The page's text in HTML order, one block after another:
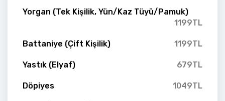
Yorgan (Tek Kişilik, Yün/Kaz Tüyü/Pamuk)
1199TL
Battaniye (Çift Kişilik) 1199TL
Yastık (Elyaf) 679TL
Döpiyes 1049TL